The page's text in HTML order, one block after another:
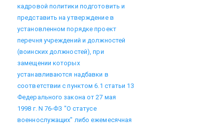
кадровой политики подготовить и
представить на утверждение в
установленном порядке проект
перечня учреждений и должностей
(воинских должностей), при
замещении которых
устанавливаются надбавки в
соответствии с пунктом 6.1 статьи 13
Федерального закона от 27 мая
1998 г. N 76-ФЗ "О статусе
военнослужащих" либо ежемесячная